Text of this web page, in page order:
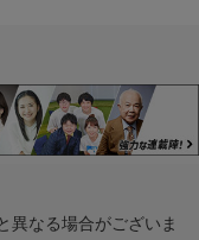
異なる場合がございま